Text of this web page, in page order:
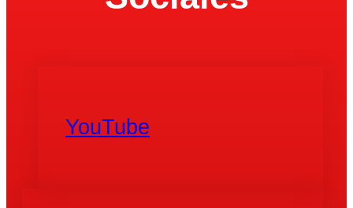
YouTube